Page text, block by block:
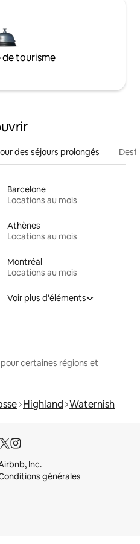
de tourisme
des séjours prolongés
Barcelone
Locations au mois
Athènes
Locations au mois
Montréal
Locations au mois
Voir plus d'éléments
certaines régions et
Highland Waternish
Inc.
générales